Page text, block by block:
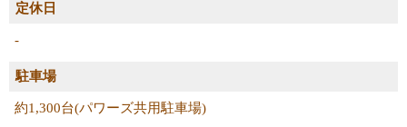
定休日
-
駐車場
約1,300台(パワーズ共用駐車場)